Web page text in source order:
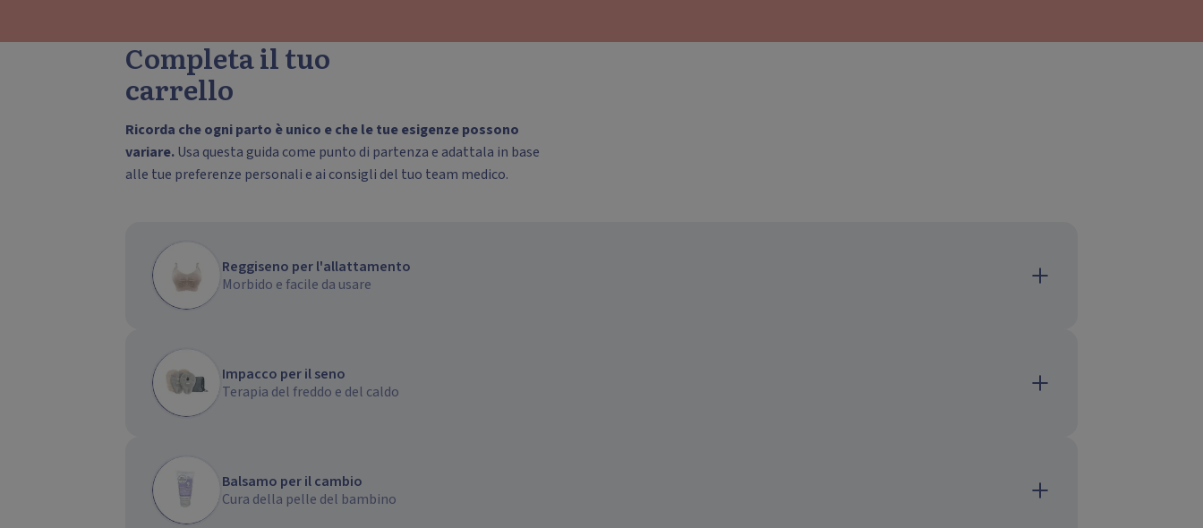
Completa il tuo
carrello
Ricorda che ogni parto è unico e che le tue esigenze possono
variare.Usa questa guida come punto di partenza e adattala in base
alle tue preferenze personali e ai consigli del tuo team medico.
Reggiseno per l'allattamento
Morbido e facile da usare
Impacco per il seno
Terapia del freddo e del caldo
Balsamo per il cambio
Cura della pelle del bambino